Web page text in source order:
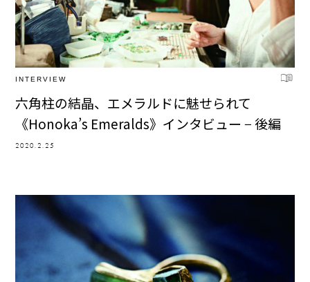
INTERVIEW
六角柱の結晶、エメラルドに魅せられて
《Honoka’s Emeralds》インタビュー − 後編
2020.2.25